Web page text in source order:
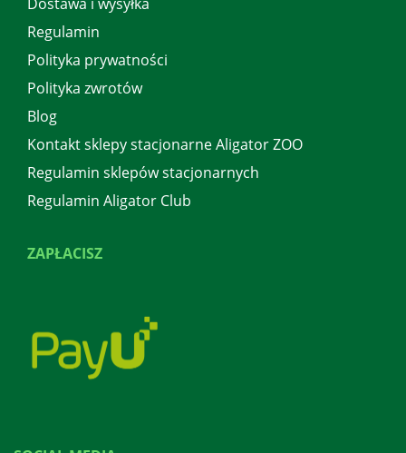
Regulamin
Polityka prywatności
Polityka zwrotów
Blog
Kontakt sklepy stacjonarne Aligator ZOO
Regulamin sklepów stacjonarnych
Regulamin Aligator Club
ZAPŁACISZ